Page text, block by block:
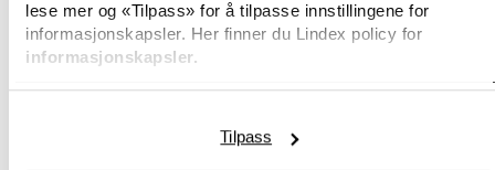
lese mer og «Tilpass» for å tilpasse innstillingene for
informasjonskapsler. Her finner du Lindex policy for
informasjonskapsler.
Tilpass